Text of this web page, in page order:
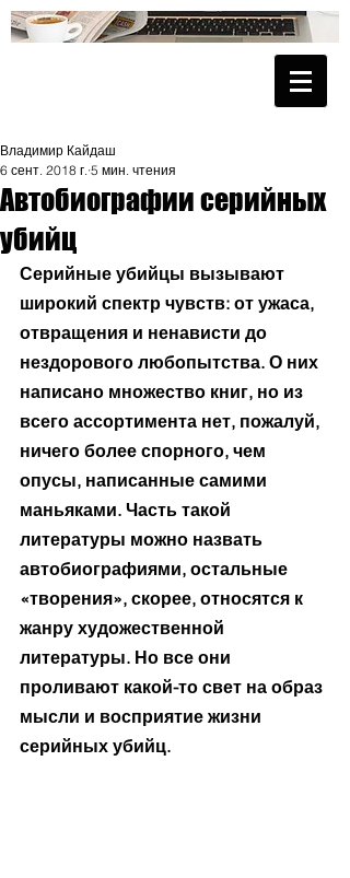
Автобиографии серийных
убийц
Владимир Кайдаш
6 сент. 2018 г. 5 мин. чтения
Серийные убийцы вызывают
широкий спектр чувств: от ужаса,
отвращения и ненависти до
нездорового любопытства. О них
написано множество книг, но из
всего ассортимента нет, пожалуй,
ничего более спорного, чем
опусы, написанные самими
маньяками. Часть такой
литературы можно назвать
автобиографиями, остальные
«творения», скорее, относятся к
жанру художественной
литературы. Но все они
проливают какой-то свет на образ
мысли и восприятие жизни
серийных убийц.